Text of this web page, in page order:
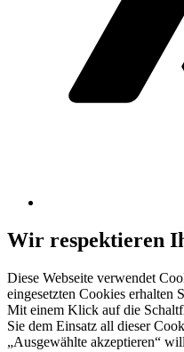
Wir respektieren
Diese Webseite verwendet
eingesetzten Cookies erhalten
Mit einem Klick auf die
Sie dem Einsatz all dieser
„Ausgewählte akzeptieren“